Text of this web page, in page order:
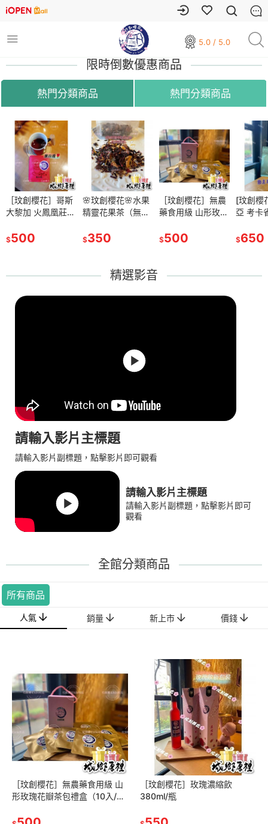
5.0 / 5.0
限時倒數優惠商品
熱門分類商品 熱門分類商品
［玟創櫻花］哥斯
大黎加 火鳳凰莊園
Rose) 濾掛10
$500
🌸玟創櫻花🌸水果
精靈花果茶（無咖
$350
［玟創櫻花］無農
藥食用級 山形玫瑰
入/盒）
$500
[玟創櫻
亞 考卡
夏花荔
$650
］哥斯
10
🌸玟創櫻花🌸水果
精靈花果茶（無咖
［玟創櫻花］無農
藥食用級 山形玫瑰
[玟創櫻花］哥倫比
亞 考卡省 天堂莊
夏花荔］#雙重厭
精選影音
請輸入影片主標題
請輸入影片副標題，點擊影片即可觀看
請輸入影片主標題
請輸入影片副標題，點擊影片即可
觀看
全館分類商品
所有商品
人氣 銷量 新上市 價錢
［玟創櫻花］無農藥食用級 山
形玫瑰花瓣茶包禮盒（10入/
［玟創櫻花］玫瑰濃縮飲
380ml/瓶